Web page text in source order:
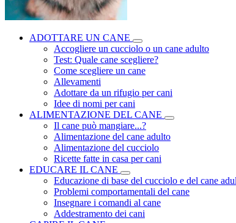
ADOTTARE UN CANE
Accogliere un cucciolo o un cane adulto
Test: Quale cane scegliere?
Come scegliere un cane
Allevamenti
Adottare da un rifugio per cani
Idee di nomi per cani
ALIMENTAZIONE DEL CANE
Il cane può mangiare...?
Alimentazione del cane adulto
Alimentazione del cucciolo
Ricette fatte in casa per cani
EDUCARE IL CANE
Educazione di base del cucciolo e del cane
Problemi comportamentali del cane
Insegnare i comandi al cane
Addestramento dei cani